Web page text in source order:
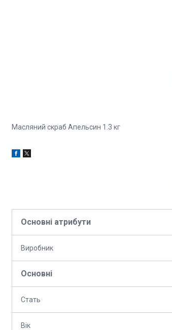
Масляний скраб Апельсин 1.3 кг
Основні атрибути
Виробник
Основні
Стать
Вік